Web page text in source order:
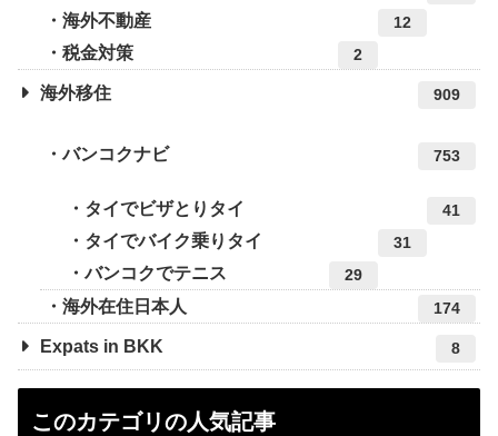
海外不動産 12
税金対策 2
海外移住 909
バンコクナビ 753
タイでビザとりタイ 41
タイでバイク乗りタイ 31
バンコクでテニス 29
海外在住日本人 174
Expats in BKK 8
このカテゴリの人気記事